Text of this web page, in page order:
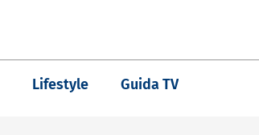
Lifestyle Guida TV